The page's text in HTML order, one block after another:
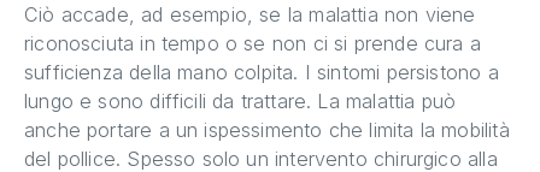
Ciò accade, ad esempio, se la malattia non viene
riconosciuta in tempo o se non ci si prende cura a
sufficienza della mano colpita. I sintomi persistono a
lungo e sono difficili da trattare. La malattia può
anche portare a un ispessimento che limita la mobilità
del pollice. Spesso solo un intervento chirurgico alla